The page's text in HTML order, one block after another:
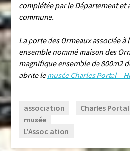
complétée par le Département et
commune.
La porte des Ormeaux associée à
ensemble nommé maison des
magnifique ensemble de 800m2
abrite lemusée Charles Portal –
association Charles Portal
musée
L'Association